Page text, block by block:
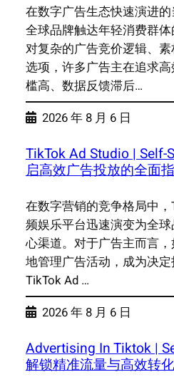
在数字广告生态快速演进
全球品牌触达年轻消费群
对复杂的广告竞价逻辑、
选项，许多广告主在追求
槛高、数据反馈滞后…
2026 年 8 月 6 日
TikTok Ad Studio |
启高效广告投放的全面
在数字营销的竞争格局中
频娱乐平台迅速演变为全
心渠道。对于广告主而言
地管理广告活动，成为决定
TikTok Ad …
2026 年 8 月 6 日
Advertising In Tiktok |
解锁精准流量与高效转